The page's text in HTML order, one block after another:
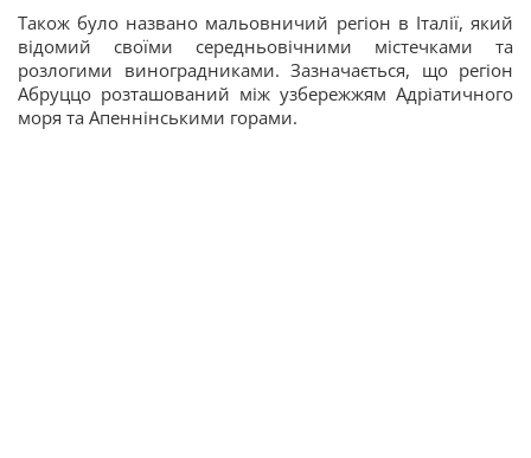
Також було названо мальовничий регіон в Італії, який
відомий своїми середньовічними містечками та
розлогими виноградниками. Зазначається, що регіон
Абруццо розташований між узбережжям Адріатичного
моря та Апеннінськими горами.